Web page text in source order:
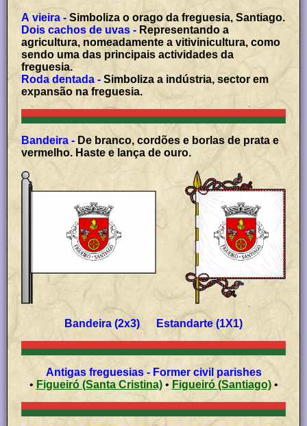
A vieira - Simboliza o orago da freguesia, Santiago.
Dois cachos de uvas - Representando a
agricultura, nomeadamente a vitivinicultura, como
sendo uma das principais actividades da
freguesia.
Roda dentada - Simboliza a indústria, sector em
expansão na freguesia.
Bandeira - De branco, cordões e borlas de prata e
vermelho. Haste e lança de ouro.
Bandeira (2x3) Estandarte (1X1)
Antigas freguesias - Former civil parishes
•
Figueiró (Santa Cristina)• Figueiró (Santiago)•